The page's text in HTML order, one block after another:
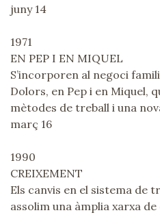
juny 14
1971
EN PEP I EN MIQUEL
S’incorporen al negoci
Dolors, en Pep i en Miquel,
mètodes de treball i una
març 16
1990
CREIXEMENT
Els canvis en el sistema de
assolim una àmplia xarxa